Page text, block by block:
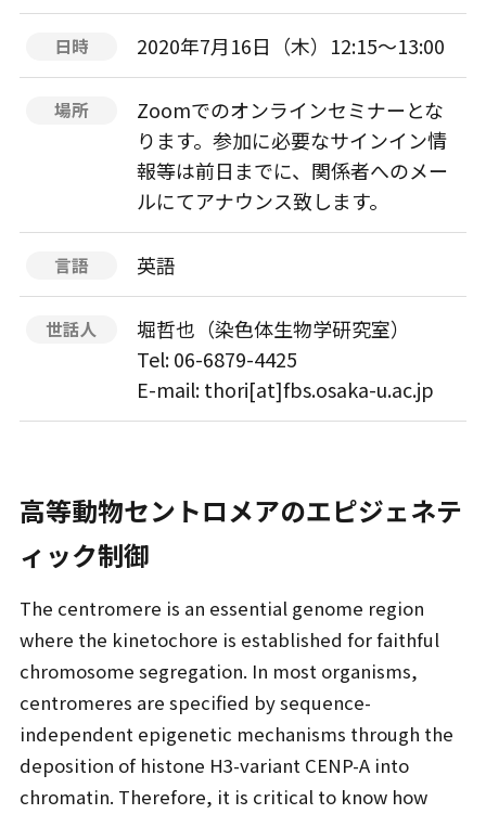
日時 2020年7月16日（木）12:15～13:00
場所
Zoomでのオンラインセミナーとな
ります。参加に必要なサインイン情
報等は前日までに、関係者へのメー
ルにてアナウンス致します。
言語 英語
世話人
堀哲也（染色体生物学研究室）
Tel: 06-6879-4425
E-mail: thori[at]fbs.osaka-u.ac.jp
高等動物セントロメアのエピジェネテ
ィック制御
The centromere is an essential genome region
where the kinetochore is established for faithful
chromosome segregation. In most organisms,
centromeres are specified by sequence-
independent epigenetic mechanisms through the
deposition of histone H3-variant CENP-A into
chromatin. Therefore, it is critical to know how